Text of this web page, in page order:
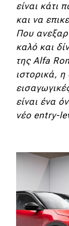
είναι κάτι
και να
Που
καλό και
της Alfa
ιστορικά,
είναι ένα
νέο entry-